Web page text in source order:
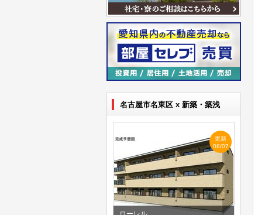
名古屋市名東区 x 新築・築浅
更新
08/07